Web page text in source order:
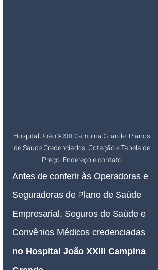
Hospital João XXIII Campina Grande: Planos
de Saúde Credenciados, Cotação e Tabela de
Preço. Endereço e contato.
Antes de conferir às Operadoras e
Seguradoras de Plano de Saúde
Empresarial, Seguros de Saúde e
Convênios Médicos credenciadas
no Hospital João XXIII Campina